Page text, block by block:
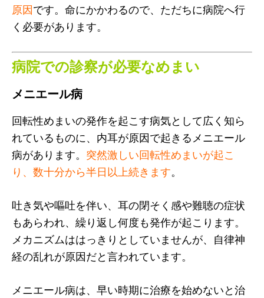
原因です。命にかかわるので、ただちに病院へ行
く必要があります。
病院での診察が必要なめまい
メニエール病
回転性めまいの発作を起こす病気として広く知ら
れているものに、内耳が原因で起きるメニエール
病があります。 突然激しい回転性めまいが起こ
り、数十分から半日以上続きます。
吐き気や嘔吐を伴い、耳の閉そく感や難聴の症状
もあらわれ、繰り返し何度も発作が起こります。
メカニズムははっきりとしていませんが、自律神
経の乱れが原因だと言われています。
メニエール病は、早い時期に治療を始めないと治